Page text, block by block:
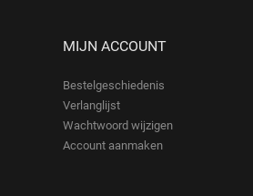
MIJN ACCOUNT
Bestelgeschiedenis
Verlanglijst
Wachtwoord wijzigen
Account aanmaken